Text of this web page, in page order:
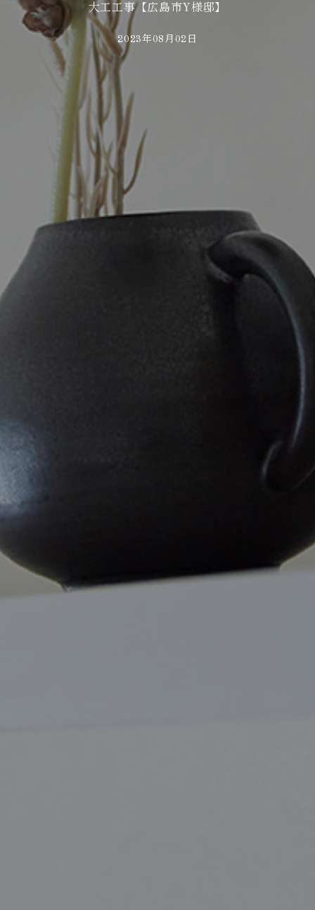
大工工事【広島市Y様邸】
2023年08月02日